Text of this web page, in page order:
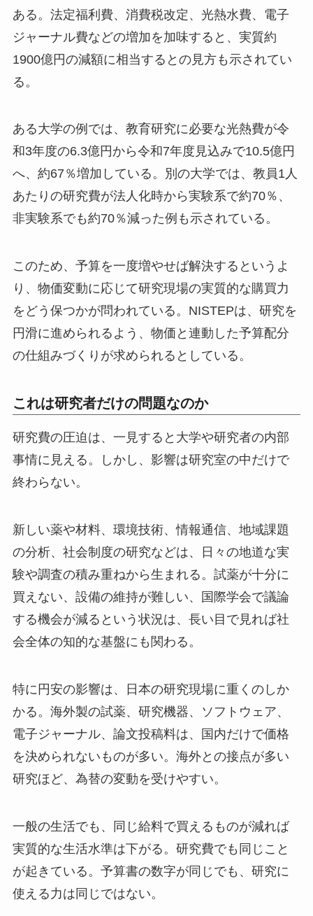
ある。法定福利費、消費税改定、光熱水費、電子
ジャーナル費などの増加を加味すると、実質約
1900億円の減額に相当するとの見方も示されてい
る。
ある大学の例では、教育研究に必要な光熱費が令
和3年度の6.3億円から令和7年度見込みで10.5億円
へ、約67％増加している。別の大学では、教員1人
あたりの研究費が法人化時から実験系で約70％、
非実験系でも約70％減った例も示されている。
このため、予算を一度増やせば解決するというよ
り、物価変動に応じて研究現場の実質的な購買力
をどう保つかが問われている。NISTEPは、研究を
円滑に進められるよう、物価と連動した予算配分
の仕組みづくりが求められるとしている。
これは研究者だけの問題なのか
研究費の圧迫は、一見すると大学や研究者の内部
事情に見える。しかし、影響は研究室の中だけで
終わらない。
新しい薬や材料、環境技術、情報通信、地域課題
の分析、社会制度の研究などは、日々の地道な実
験や調査の積み重ねから生まれる。試薬が十分に
買えない、設備の維持が難しい、国際学会で議論
する機会が減るという状況は、長い目で見れば社
会全体の知的な基盤にも関わる。
特に円安の影響は、日本の研究現場に重くのしか
かる。海外製の試薬、研究機器、ソフトウェア、
電子ジャーナル、論文投稿料は、国内だけで価格
を決められないものが多い。海外との接点が多い
研究ほど、為替の変動を受けやすい。
一般の生活でも、同じ給料で買えるものが減れば
実質的な生活水準は下がる。研究費でも同じこと
が起きている。予算書の数字が同じでも、研究に
使える力は同じではない。